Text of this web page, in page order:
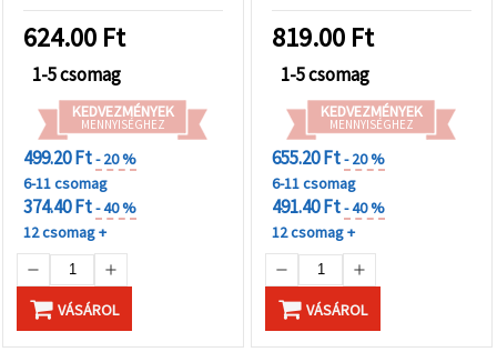
624.00 Ft
1-5 csomag
KEDVEZMÉNYEK
MENNYISÉGHEZ
499.20 Ft- 20 %
6-11 csomag
374.40 Ft- 40 %
12 csomag +
VÁSÁROL
819.00 Ft
1-5 csomag
KEDVEZMÉNYEK
MENNYISÉGHEZ
655.20 Ft- 20 %
6-11 csomag
491.40 Ft- 40 %
12 csomag +
VÁSÁROL